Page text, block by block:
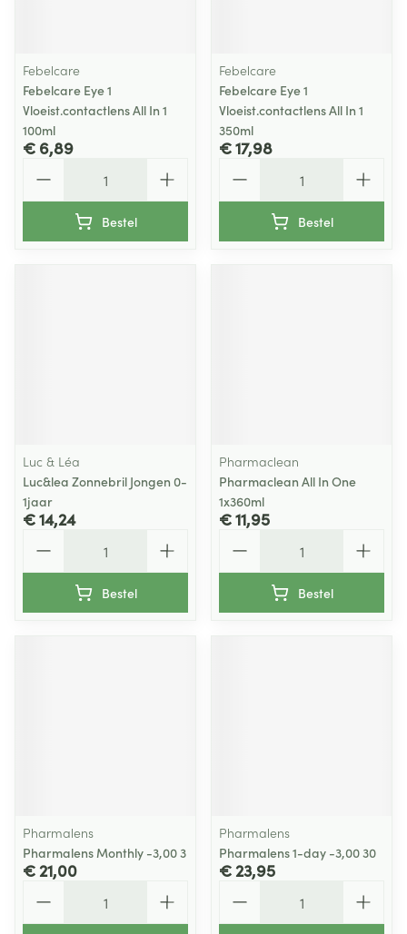
Febelcare
Febelcare Eye 1
Vloeist.contactlens All In 1
100ml
€ 6,89
Bestel
Febelcare
Febelcare Eye 1
Vloeist.contactlens All In 1
350ml
€ 17,98
Bestel
Luc & Léa
Luc&lea Zonnebril Jongen 0-
1jaar
€ 14,24
Bestel
Pharmaclean
Pharmaclean All In One
1x360ml
€ 11,95
Bestel
Pharmalens
Pharmalens Monthly -3,00 3
€ 21,00
Pharmalens
Pharmalens 1-day -3,00 30
€ 23,95